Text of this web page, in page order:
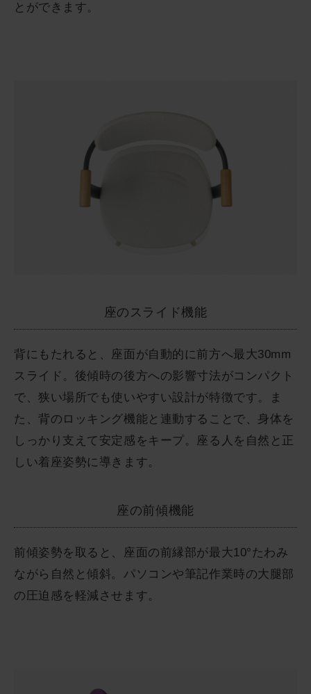
とができます。
座のスライド機能
背にもたれると、座面が自動的に前方へ最大30mm
スライド。後傾時の後方への影響寸法がコンパクト
で、狭い場所でも使いやすい設計が特徴です。ま
た、背のロッキング機能と連動することで、身体を
しっかり支えて安定感をキープ。座る人を自然と正
しい着座姿勢に導きます。
座の前傾機能
前傾姿勢を取ると、座面の前縁部が最大10°たわみ
ながら自然と傾斜。パソコンや筆記作業時の大腿部
の圧迫感を軽減させます。